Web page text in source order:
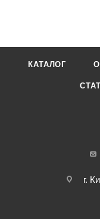
КАТАЛОГ
г.